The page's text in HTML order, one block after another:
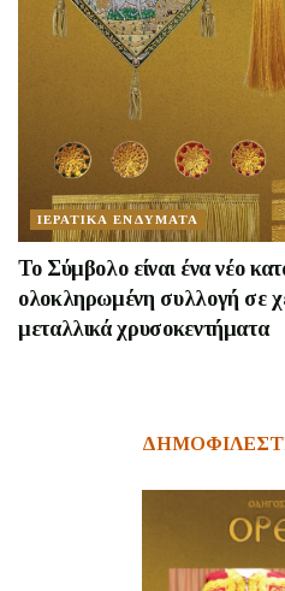
ΙΕΡΑΤΙΚΑ ΕΝΔΥΜΑΤΑ
Το Σύμβολο είναι ένα νέο
ολοκληρωμένη συλλογή σε
μεταλλικά χρυσοκεντήματα